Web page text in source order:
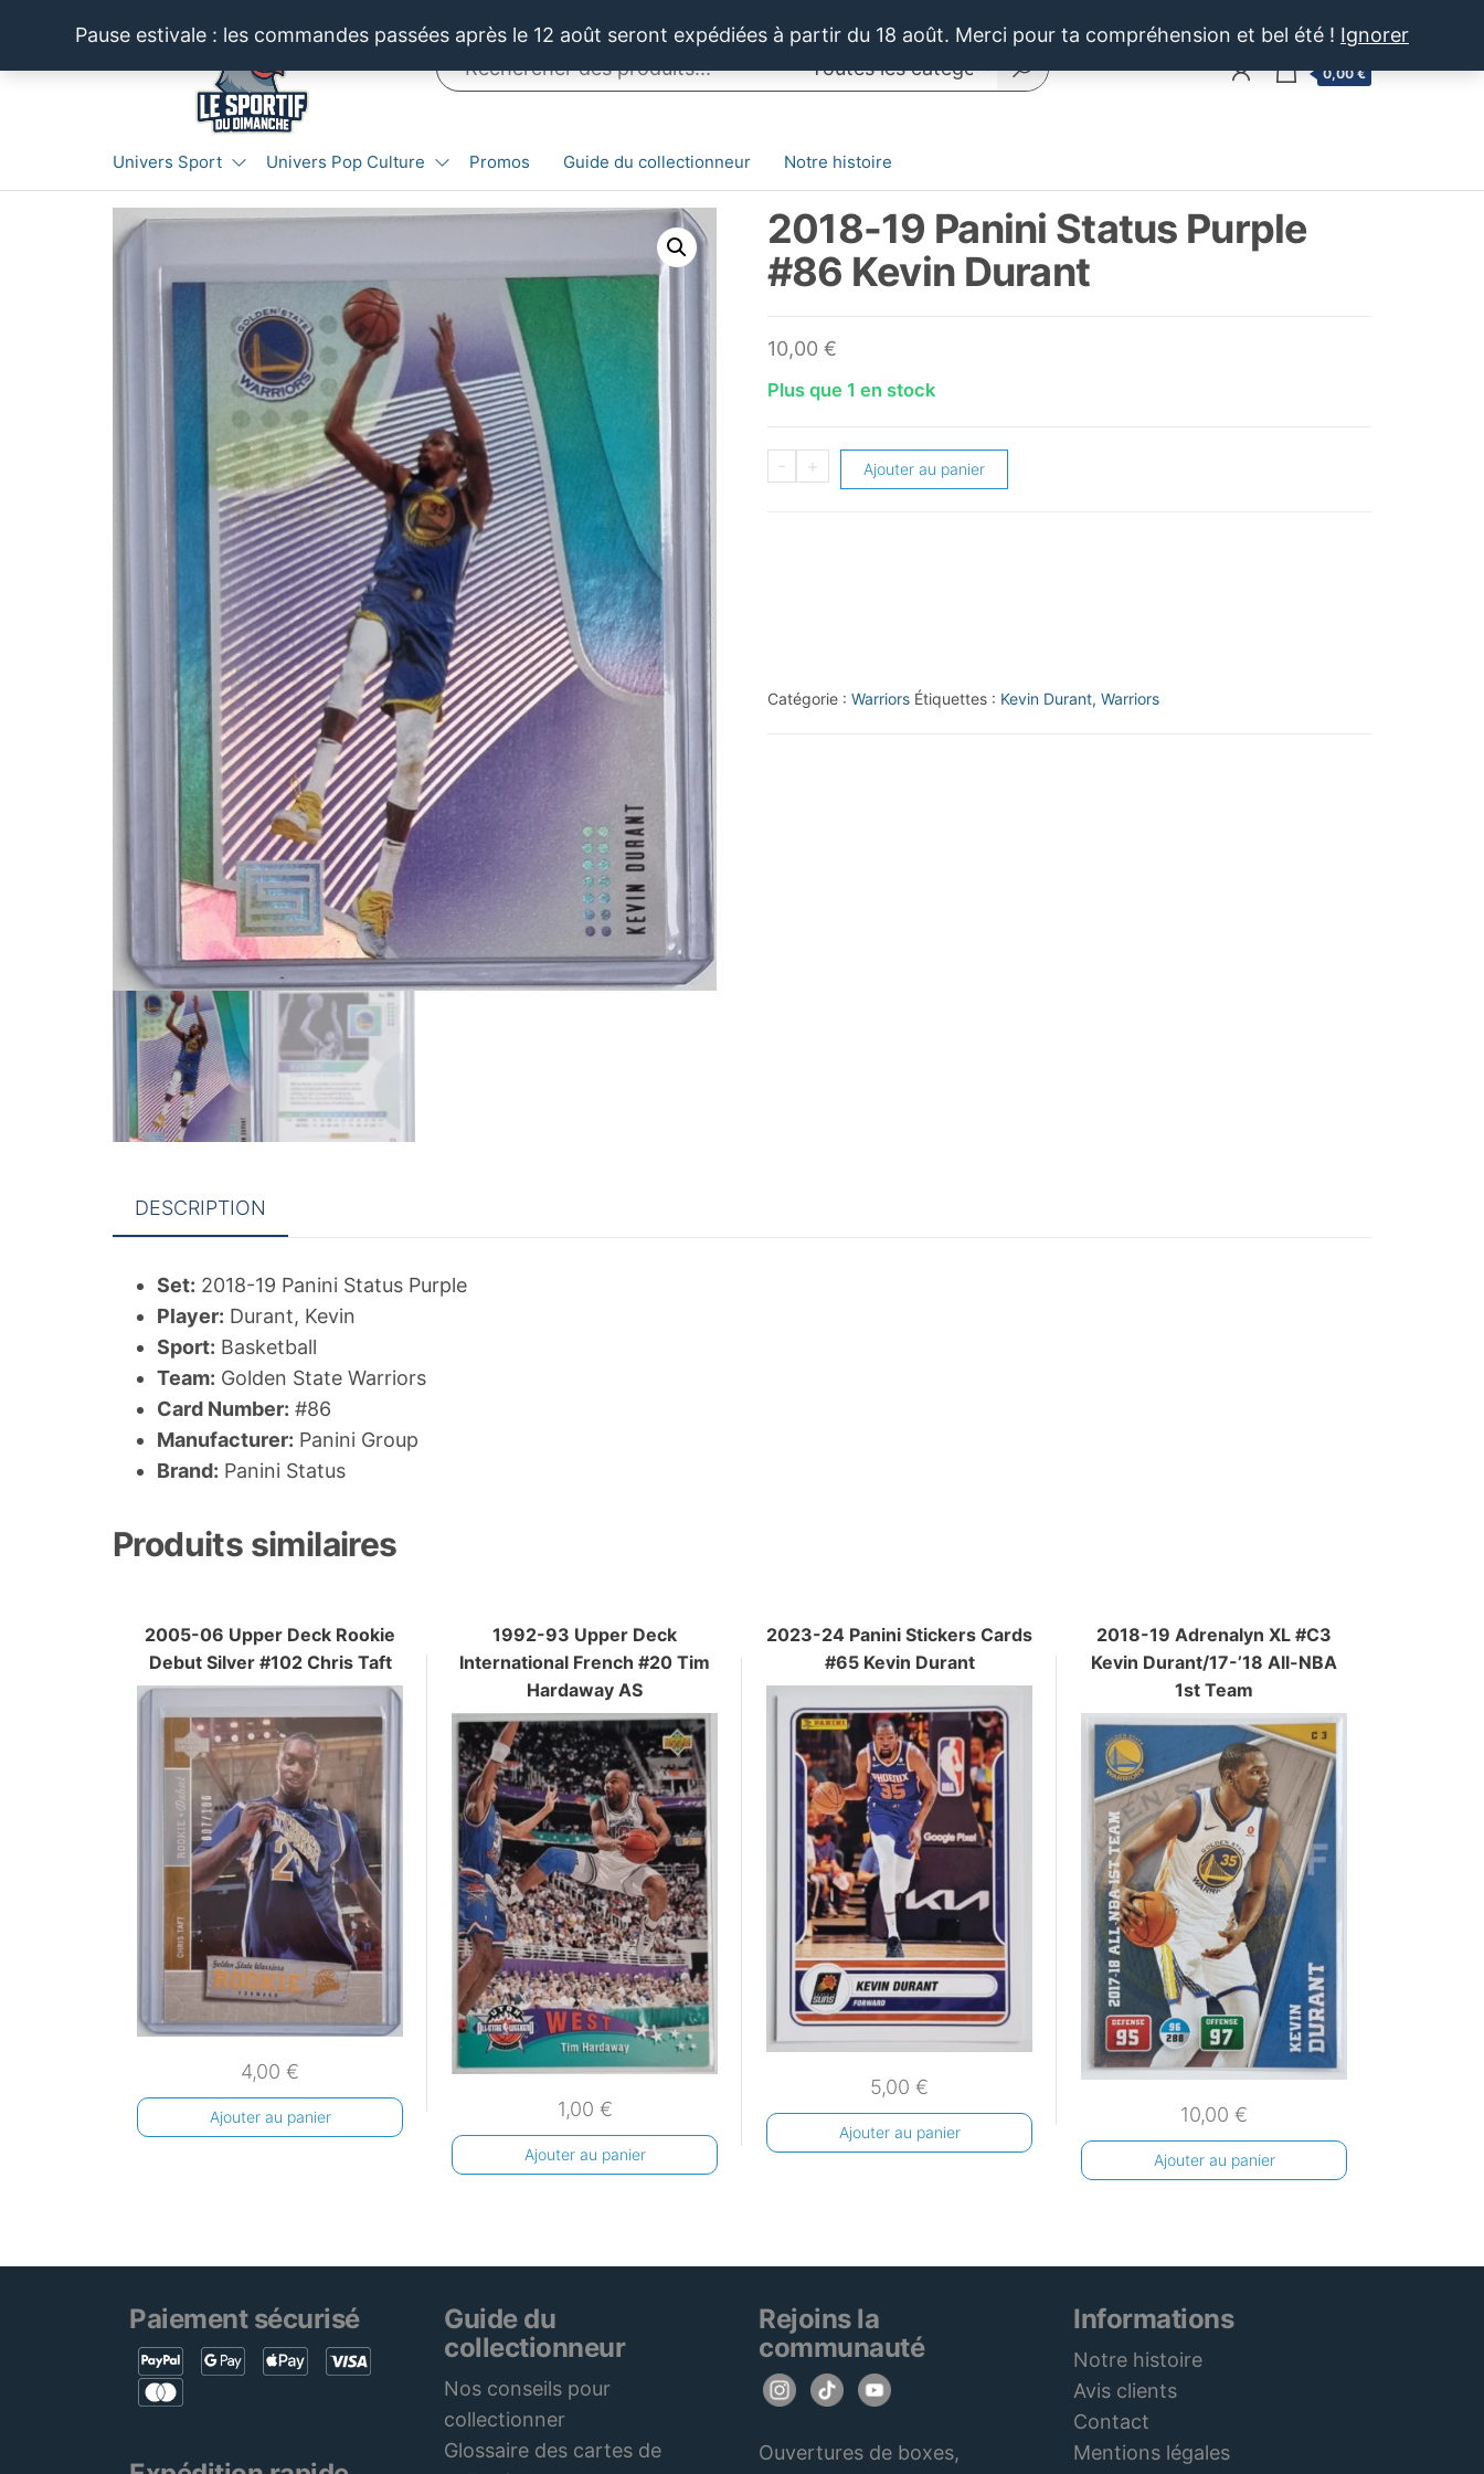
contenu
Pause estivale : les commandes passées après le 12 août seront expédiées à partir du 18 août. Merci pour ta compréhension et bel été ! Ignorer
LE SPORTIF
DU
DIMANCHE®
et
produits
dérivés
autour
sport et
culture
0,00 €
Univers Sport Univers Pop Culture Promos Guide du collectionneur Notre histoire
2018-19 Panini Status Purple
#86 Kevin Durant
10,00 €
Plus que 1 en stock
-
quantité
Kevin
+ Ajouter au panier
Catégorie : Warriors Étiquettes : Kevin Durant, Warriors
DESCRIPTION
Set: 2018-19 Panini Status Purple
Player: Durant, Kevin
Sport: Basketball
Team: Golden State Warriors
Card Number: #86
Manufacturer: Panini Group
Brand: Panini Status
Produits similaires
2005-06 Upper Deck Rookie
Debut Silver #102 Chris Taft
4,00 €
Ajouter au panier
1992-93 Upper Deck
International French #20 Tim
Hardaway AS
1,00 €
Ajouter au panier
2023-24 Panini Stickers Cards
#65 Kevin Durant
5,00 €
Ajouter au panier
2018-19 Adrenalyn XL #C3
Kevin Durant/17-’18 All-NBA
1st Team
10,00 €
Ajouter au panier
Paiement sécurisé
Guide du
collectionneur
Nos conseils pour
collectionner
Glossaire des cartes de
Rejoins la
communauté
Ouvertures de boxes,
Informations
Notre histoire
Avis clients
Contact
Mentions légales